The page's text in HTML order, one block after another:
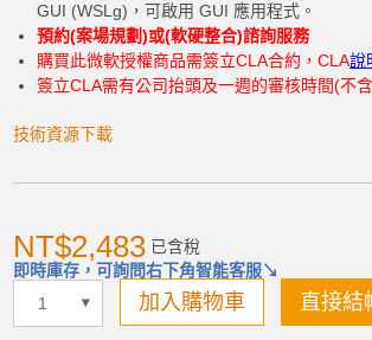
GUI (WSLg)，可啟用 GUI 應用程式。
預約(案場規劃)或(軟硬整合)諮詢服務
購買此微軟授權商品需簽立CLA合約，CLA說
簽立CLA需有公司抬頭及一週的審核時間(不
技術資源下載
NT$2,483 已含稅
即時庫存，可詢問右下角智能客服↘
加入購物車 直接結
加入購物車
產品已加入購物